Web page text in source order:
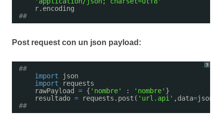
r.encoding
##
Post request con un json payload:
?
##
import
json
import
requests
rawPayload = { 'nombre' : 'nombre' }
resultado = requests.post( 'url.api' ,data=
##